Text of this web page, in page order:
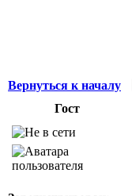
Вернуться к началу
Гост